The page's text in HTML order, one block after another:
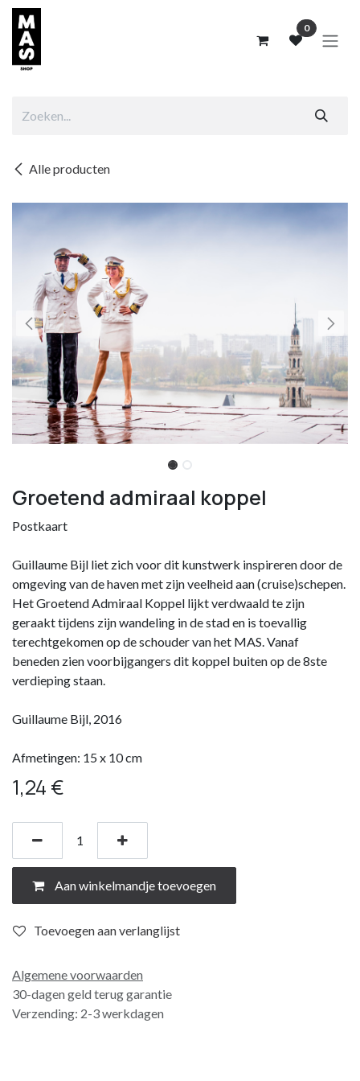
Overslaan naar inhoud
0
Alle producten
Groetend admiraal koppel
Postkaart
Guillaume Bijl liet zich voor dit kunstwerk inspireren door de
omgeving van de haven met zijn veelheid aan (cruise)schepen.
Het Groetend Admiraal Koppel lijkt verdwaald te zijn
geraakt tijdens zijn wandeling in de stad en is toevallig
terechtgekomen op de schouder van het MAS. Vanaf
beneden zien voorbijgangers dit koppel buiten op de 8ste
verdieping staan.
Guillaume Bijl, 2016
Afmetingen: 15 x 10 cm
1,24 €
Aan winkelmandje toevoegen
Toevoegen aan verlanglijst
Algemene voorwaarden
30-dagen geld terug garantie
Verzending: 2-3 werkdagen